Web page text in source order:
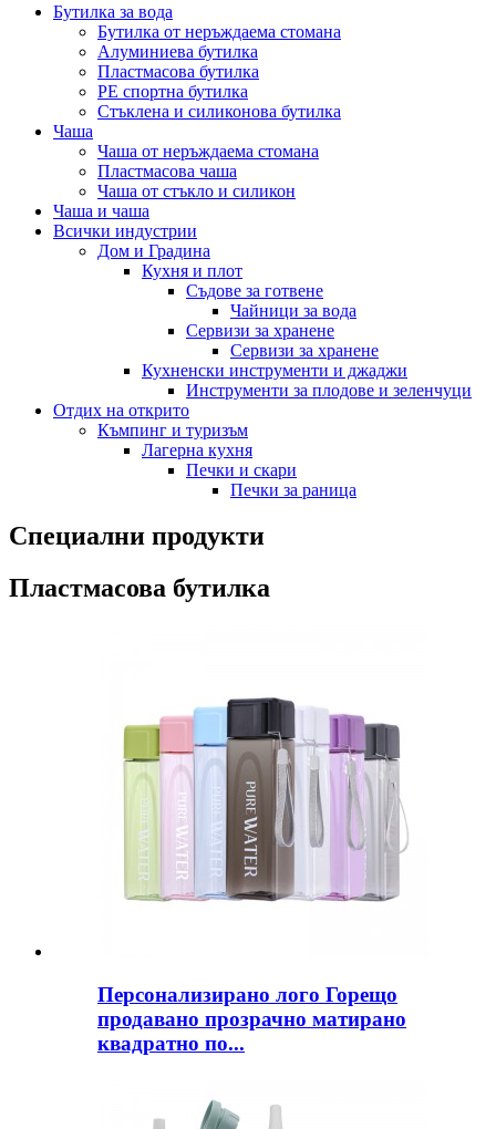
Бутилка за вода
Бутилка от неръждаема стомана
Алуминиева бутилка
Пластмасова бутилка
PE спортна бутилка
Стъклена и силиконова бутилка
Чаша
Чаша от неръждаема стомана
Пластмасова чаша
Чаша от стъкло и силикон
Чаша и чаша
Всички индустрии
Дом и Градина
Кухня и плот
Съдове за готвене
Чайници за вода
Сервизи за хранене
Сервизи за хранене
Кухненски инструменти и джаджи
Инструменти за плодове и зеленчуци
Отдих на открито
Къмпинг и туризъм
Лагерна кухня
Печки и скари
Печки за раница
Специални продукти
Пластмасова бутилка
Персонализирано лого Горещо
продавано прозрачно матирано
квадратно по...